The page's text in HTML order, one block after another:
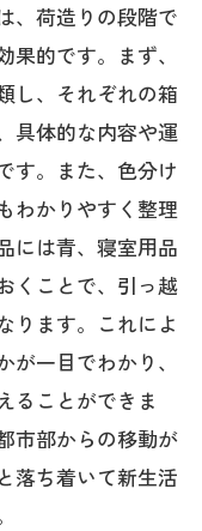
、荷造りの段階で
的です。まず、
し、それぞれの箱
具体的な内容や運
す。また、色分け
わかりやすく整理
には青、寝室用品
くことで、引っ越
ります。これによ
一目でわかり、
ることができま
市部からの移動が
落ち着いて新生活